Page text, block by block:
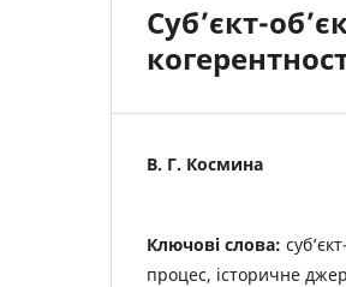
Суб’єкт-
В. Г. Космина
Ключові слова:
процес, історичне